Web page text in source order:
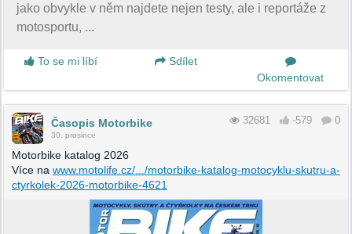
jako obvykle v něm najdete nejen testy, ale i reportáže z
motosportu, ...
To se mi líbí
Sdílet
Okomentovat
Časopis Motorbike
30. prosince
32681 -579 0
Motorbike katalog 2026
Více na www.motolife.cz/.../motorbike-katalog-motocyklu-skutru-a-
ctyrkolek-2026-motorbike-4621